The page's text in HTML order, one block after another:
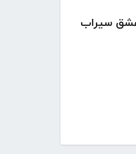
عشق سیراب